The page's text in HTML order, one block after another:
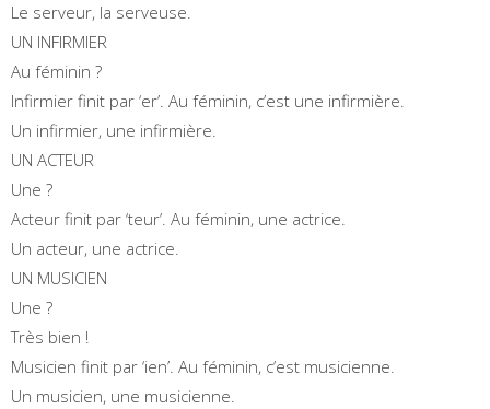
Le serveur, la serveuse.
UN INFIRMIER
Au féminin ?
Infirmier finit par ‘er’. Au féminin, c’est une infirmière.
Un infirmier, une infirmière.
UN ACTEUR
Une ?
Acteur finit par ‘teur’. Au féminin, une actrice.
Un acteur, une actrice.
UN MUSICIEN
Une ?
Très bien !
Musicien finit par ‘ien’. Au féminin, c’est musicienne.
Un musicien, une musicienne.